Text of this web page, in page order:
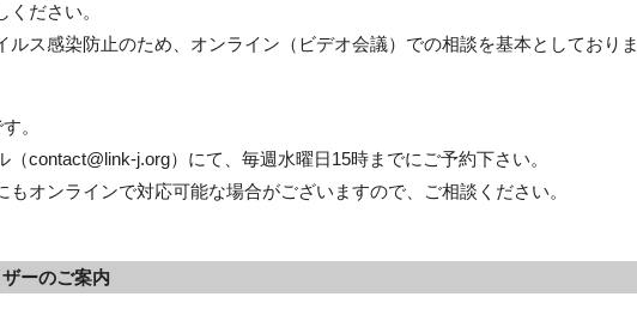
ください。
ルス感染防止のため、オンライン（ビデオ会議）での相談を基本としておりま
。
contact@link-j.org）にて、毎週水曜日15時までにご予約下さい。
オンラインで対応可能な場合がございますので、ご相談ください。
ーのご案内